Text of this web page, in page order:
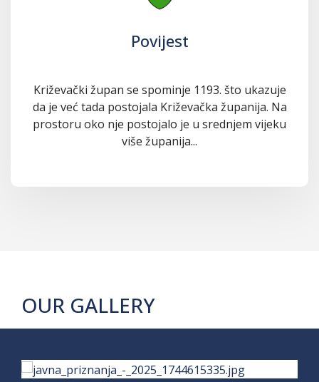
Povijest
Križevački župan se spominje 1193. što ukazuje
da je već tada postojala Križevačka županija. Na
prostoru oko nje postojalo je u srednjem vijeku
više županija...
OUR GALLERY